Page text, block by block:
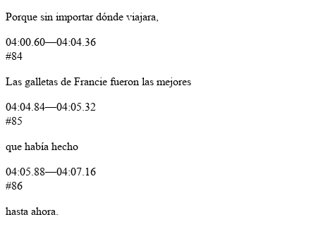
Porque sin importar dónde viajara,
04:00.60—04:04.36
#84
Las galletas de Francie fueron las mejores
04:04.84—04:05.32
#85
que había hecho
04:05.88—04:07.16
#86
hasta ahora.